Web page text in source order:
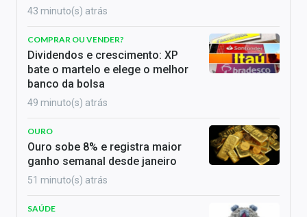
43 minuto(s) atrás
COMPRAR OU VENDER?
Dividendos e crescimento: XP
bate o martelo e elege o melhor
banco da bolsa
49 minuto(s) atrás
OURO
Ouro sobe 8% e registra maior
ganho semanal desde janeiro
51 minuto(s) atrás
SAÚDE